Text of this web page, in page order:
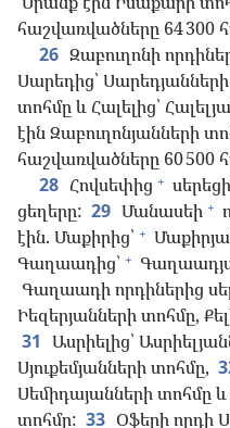
հաշվառվածները 64 300
26 Զաբուղոնի
Սարեդից՝ Սարեդյանների
տոհմը և Հալելից՝
էին Զաբուղոնյանների
հաշվառվածները 60 500
28 Հովսեփից +
ցեղերը: 29 Մանասեի +
էին. Մաքիրից՝ +
Գաղաադից՝ +
Գաղաադի որդիներից
Իեզերյանների տոհմը,
31 Ասրիելից՝
Սյուքեմյանների տոհմը,
Սեմիդայանների տոհմը և
տոհմը: 33 Օֆերի որդի